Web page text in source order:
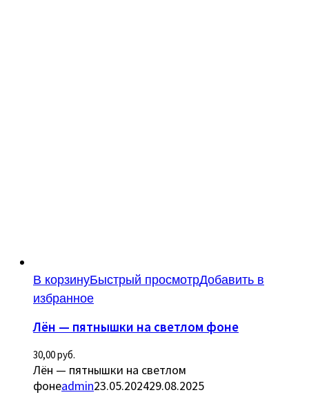
В корзинуБыстрый просмотрДобавить в
избранное
Лён — пятнышки на светлом фоне
30,00руб.
Лён — пятнышки на светлом
фонеadmin23.05.202429.08.2025